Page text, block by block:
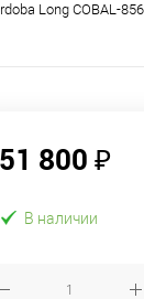
Long COBAL-856
51 800 ₽
В наличии